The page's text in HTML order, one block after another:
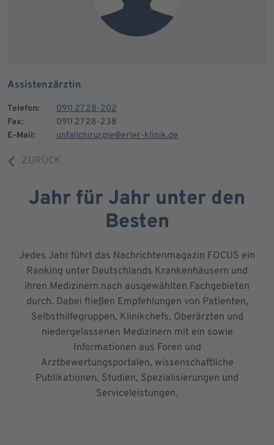
Assistenzärztin
Telefon:
0911 27 28-202
Fax:
0911 27 28-238
E-Mail:
unfallchirurgie@erler-klinik.de
ZURÜCK
Jahr für Jahr unter den
Besten
Jedes Jahr führt das Nachrichtenmagazin FOCUS ein
Ranking unter Deutschlands Krankenhäusern und
ihren Medizinern nach ausgewählten Fachgebieten
durch. Dabei fließen Empfehlungen von Patienten,
Selbsthilfegruppen, Klinikchefs, Oberärzten und
niedergelassenen Medizinern mit ein sowie
Informationen aus Foren und
Arztbewertungsportalen, wissenschaftliche
Publikationen, Studien, Spezialisierungen und
Serviceleistungen.